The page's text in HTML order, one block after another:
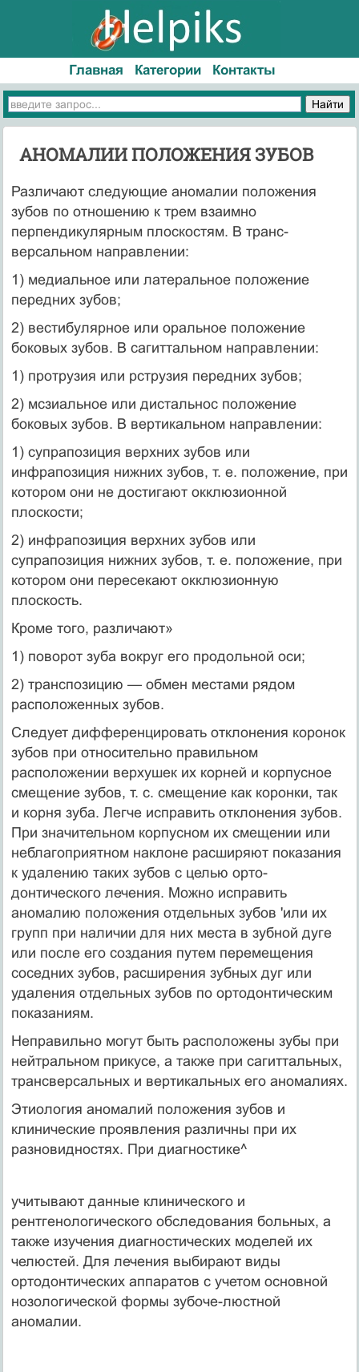
Главная Категории Контакты
АНОМАЛИИ ПОЛОЖЕНИЯ ЗУБОВ
Различают следующие аномалии положения
зубов по отноше­нию к трем взаимно
перпендикулярным плоскостям. В транс-
версальном направлении:
1) медиальное или латеральное положение
передних зубов;
2) вестибулярное или оральное положение
боковых зубов. В сагиттальном направлении:
1) протрузия или рструзия передних зубов;
2) мсзиальное или дистальнос положение
боковых зубов. В вертикальном направлении:
1) супрапозиция верхних зубов или
инфрапозиция нижних зубов, т. е. положение, при
котором они не достигают окклюзионной
плоскости;
2) инфрапозиция верхних зубов или
супрапозиция нижних зубов, т. е. положение, при
котором они пересекают ок­клюзионную
плоскость.
Кроме того, различают»
1) поворот зуба вокруг его продольной оси;
2) транспозицию — обмен местами рядом
расположенных зубов.
Следует дифференцировать отклонения коронок
зубов при относительно правильном
расположении верхушек их корней и корпусное
смещение зубов, т. с. смещение как коронки, так
и корня зуба. Легче исправить отклонения зубов.
При значитель­ном корпусном их смещении или
неблагоприятном наклоне расширяют показания
к удалению таких зубов с целью орто-
донтического лечения. Можно исправить
аномалию положения отдельных зубов 'или их
групп при наличии для них места в зубной дуге
или после его создания путем перемещения
сосед­них зубов, расширения зубных дуг или
удаления отдельных зубов по ортодонтическим
показаниям.
Неправильно могут быть расположены зубы при
нейтраль­ном прикусе, а также при сагиттальных,
трансверсальных и вертикальных его аномалиях.
Этиология аномалий положения зубов и
клинические про­явления различны при их
разновидностях. При диагностике^
учитывают данные клинического и
рентгенологического обсле­дования больных, а
также изучения диагностических моделей их
челюстей. Для лечения выбирают виды
ортодонтических аппаратов с учетом основной
нозологической формы зубоче-люстной
аномалии.